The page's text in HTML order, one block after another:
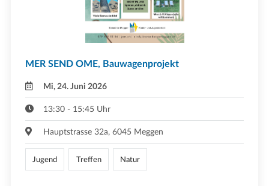
MER SEND OME, Bauwagenprojekt
Mi, 24. Juni 2026
13:30 - 15:45 Uhr
Hauptstrasse 32a, 6045 Meggen
Jugend Treffen Natur